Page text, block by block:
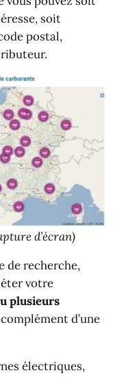
postal,
d’écran)
de recherche,
votre
plusieurs
d’une
non alimentaire,